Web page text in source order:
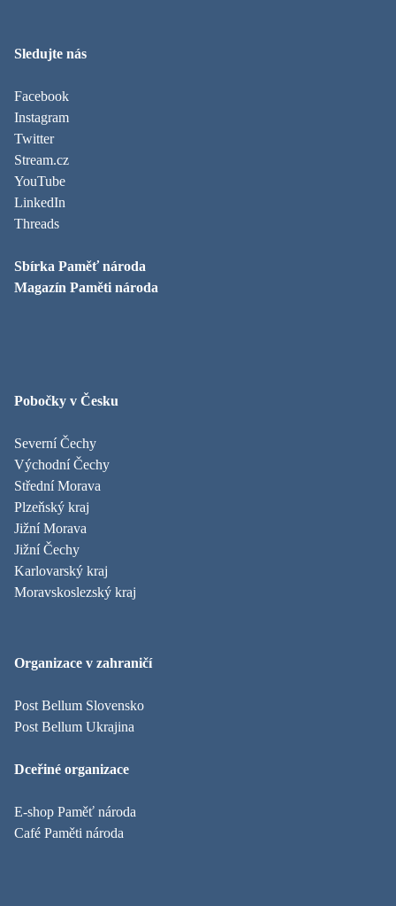
Sledujte nás
Facebook
Instagram
Twitter
Stream.cz
YouTube
LinkedIn
Threads
Sbírka Paměť národa
Magazín Paměti národa
Pobočky v Česku
Severní Čechy
Východní Čechy
Střední Morava
Plzeňský kraj
Jižní Morava
Jižní Čechy
Karlovarský kraj
Moravskoslezský kraj
Organizace v zahraničí
Post Bellum Slovensko
Post Bellum Ukrajina
Dceřiné organizace
E-shop Paměť národa
Café Paměti národa